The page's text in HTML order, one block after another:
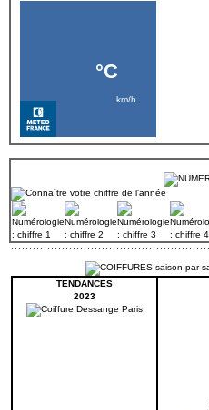
TENDANCES
2023